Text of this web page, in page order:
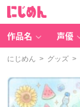
作品名 声優
にじめん > グッズ >